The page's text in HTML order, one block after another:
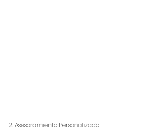
2. Asesoramiento Personalizado